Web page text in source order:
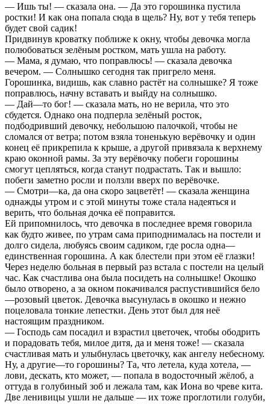
— Ишь ты! — сказала она. — Да это горошинка пустила
ростки! И как она попала сюда в щель? Ну, вот у тебя теперь
будет свой садик!
Придвинув кроватку поближе к окну, чтобы девочка могла
полюбоваться зелёным ростком, мать ушла на работу.
— Мама, я думаю, что поправлюсь! — сказала девочка
вечером. — Солнышко сегодня так пригрело меня.
Горошинка, видишь, как славно растёт на солнышке? Я тоже
поправлюсь, начну вставать и выйду на солнышко.
— Дай—то бог! — сказала мать, но не верила, что это
сбудется. Однако она подперла зелёный росток,
подбодривший девочку, небольшою палочкой, чтобы не
сломался от ветра; потом взяла тоненькую верёвочку и один
конец её прикрепила к крыше, а другой привязала к верхнему
краю оконной рамы. За эту верёвочку побеги горошины
смогут цепляться, когда станут подрастать. Так и вышло:
побеги заметно росли и ползли вверх по верёвочке.
— Смотри—ка, да она скоро зацветёт! — сказала женщина
однажды утром и с этой минуты тоже стала надеяться и
верить, что больная дочка её поправится.
Ей припомнилось, что девочка в последнее время говорила
как будто живее, по утрам сама приподнималась на постели и
долго сидела, любуясь своим садиком, где росла одна—
единственная горошина. А как блестели при этом её глазки!
Через неделю больная в первый раз встала с постели на целый
час. Как счастлива она была посидеть на солнышке! Окошко
было отворено, а за окном покачивался распустившийся бело
—розовый цветок. Девочка высунулась в окошко и нежно
поцеловала тонкие лепестки. День этот был для неё
настоящим праздником.
— Господь сам посадил и взрастил цветочек, чтобы ободрить
и порадовать тебя, милое дитя, да и меня тоже! — сказала
счастливая мать и улыбнулась цветочку, как ангелу небесному.
Ну, а другие—то горошины? Та, что летела, куда хотела, —
лови, дескать, кто может, — попала в водосточный жёлоб, а
оттуда в голубиный зоб и лежала там, как Иона во чреве кита.
Две ленивицы ушли не дальше — их тоже проглотили голуби,